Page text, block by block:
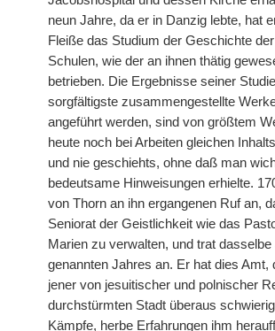
neun Jahre, da er in Danzig lebte, hat
Fleiße das Studium der Geschichte
Schulen, wie der an ihnen thätig
betrieben. Die Ergebnisse seiner
sorgfältigste zusammengestellte
angeführt werden, sind von größtem
heute noch bei Arbeiten gleichen
und nie geschiehts, ohne daß man
bedeutsame Hinweisungen erhielte.
von Thorn an ihn ergangenen Ruf an,
Seniorat der Geistlichkeit wie das
Marien zu verwalten, und trat
genannten Jahres an. Er hat dies Amt,
jener von jesuitischer und polnischer
durchstürmten Stadt überaus
Kämpfe, herbe Erfahrungen ihm